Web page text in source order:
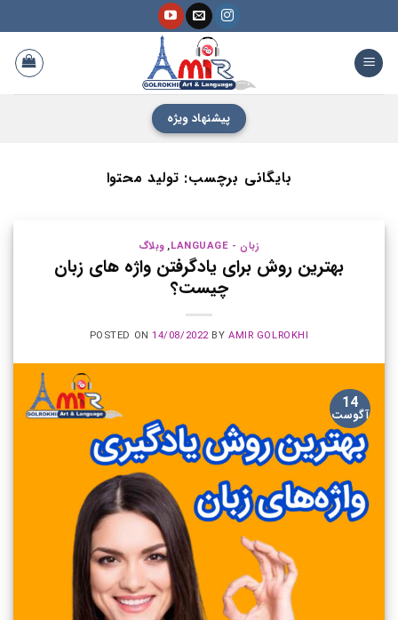
به
محتوا
پیشنهاد ویژه
بایگانی برچسب: تولید محتوا
زبان - LANGUAGE ,وبلاگ
بهترین روش برای یادگرفتن واژه های زبان
چیست؟
POSTED ON14/08/2022BYAMIR GOLROKHI
14
آگوست